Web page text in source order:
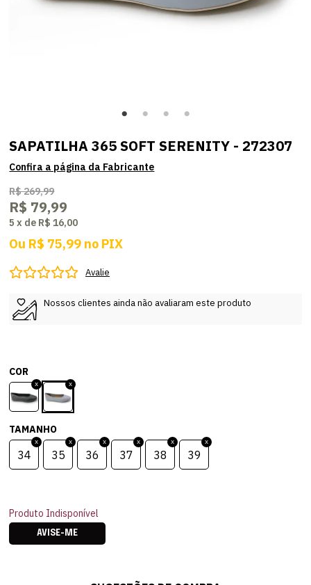
SAPATILHA 365 SOFT SERENITY - 272307
R$ 269,99
R$ 79,99
5 x de R$ 16,00
Ou R$ 75,99 no PIX
Avalie
Nossos clientes ainda não avaliaram este produto
COR
TAMANHO
34 35 36 37 38 39
Produto Indisponível
AVISE-ME